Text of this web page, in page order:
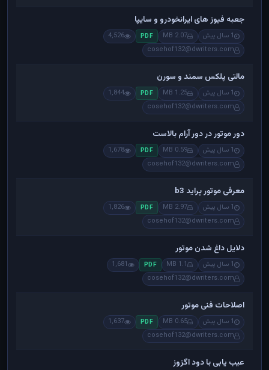
جعبه فیوز های ایرانخودرو و سایپا
1 سال پیش 2.07 MB
PDF
4,526
cosehof132@dwriters.com
مالتی پلکس سمند و سورن
1 سال پیش 1.25 MB
PDF
1,844
cosehof132@dwriters.com
دور موتور در دور آرام بالاست
1 سال پیش 0.59 MB
PDF
1,678
cosehof132@dwriters.com
معرفی موتور پراید b3
1 سال پیش 2.97 MB
PDF
1,826
cosehof132@dwriters.com
دلایل داغ شدن موتور
1 سال پیش 1.1 MB
PDF
1,681
cosehof132@dwriters.com
اصلاحات فنی موتور
1 سال پیش 0.65 MB
PDF
1,637
cosehof132@dwriters.com
عیب یابی با دود اگزوز